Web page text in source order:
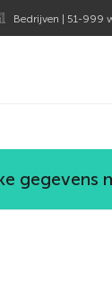
Bedrijven | 51-999
gegevens